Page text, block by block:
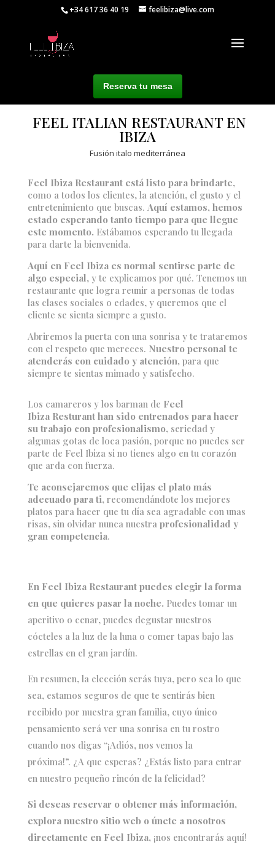
+34 617 36 40 19 feelibiza@live.com
Reserva tu mesa
FEEL ITALIAN RESTAURANT EN
IBIZA
Fusión italo mediterránea
Feel Ibiza Restaurant está listo para brindarte,
como a todos los clientes, la atención, el gusto y el
entretenimiento que buscas. Aquí estamos, hemos
estado esperando tanto tiempo para que llegue
este momento. Estábamos esperando tu llegada
para darte la bienvenida.
Aquí en Feel Ibiza es normal sentirse parte de
algo especial, y te explicamos por qué. Tenemos un
restaurante que logra reunir a personas de todas
las clases sociales o edades, y queremos que el
cliente se sienta siempre a gusto.
Abriremos la puerta con una sonrisa y te trataremos
con el respeto que mereces. Nuestro personal te
atenderás con cuidado y atención,para que
siempre te sientas mimado y satisfecho.
Los camareros y los barman de Feel
Ibiza Resturant han sido entrenados para hacer
su trabajo con profesionalismo,seriedad y
algunas gotas de loca pasión, porque no puedes ser
parte de Feel Ibiza si no tienes algo en tu corazón
que arda con fuerza.
Te aconsejaremos que elijas el plato más
adecuado para ti,recomendándote los mejores
platos para hacer que tu día sea agradable con unas
risas, sin olvidar nunca nuestra profesionalidad y
gran competencia.
En Feel Ibiza Restaurant puedes elegir la forma
en que quieres pasar la noche. Puedes tomar un
aperitivo o cenar, puedes degustar nuestros
cócteles a la luz de la luna o comer tapas bajo las
estrellas en el gran jardín.
En resumen, la elección serás tuya, pero sea lo que
sea, estamos seguros de que te sentirás bien
recibido por nuestra gran familia, cuyo único
pensamiento será ver una sonrisa en tu rostro
cuando nos digas “¡Adiós, nos vemos la
próxima!”. ¿A que esperas? ¿Estás listo para entrar
en nuestro pequeño rincón de la felicidad?
Si deseas reservar o obtener más información,
explora nuestro sitio web o únete a nosotros
directamente en Feel Ibiza,¡nos encontrarás aquí!